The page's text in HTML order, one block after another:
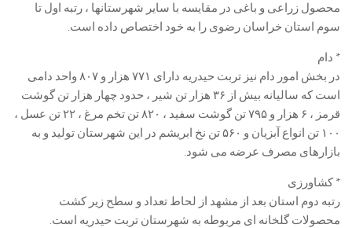
محصول زراعی و باغی در مقایسه با سایر شهرستانها ، رتبه اول تا
سوم استان خراسان رضوی را به خود اختصاص داده است.
* دام
در بخش امور دام نیز تربت حیدریه دارای ۷۷۱ هزار و ۸۰۷ واحد دامی
است که سالیانه بیش از ۳۶ هزار تن شیر ، حدود چهار هزار تن گوشت
قرمز ، ۶ هزار و ۷۹۵ تن گوشت سفید ، ۸۲۰ تن تخم مرغ ، ۲۲ تن عسل ،
۱۰۰ تن انواع آبزیان و ۵۶۰ تن نخ ابریشم در این شهرستان تولید و به
بازارهای مصرف عرضه می شود.
* کشاورزی
رتبه دوم استان بعد از مشهد از لحاط تعداد و سطح زیر کشت
محصولات گلخانه ای مربوطه به شهرستان تربت حیدریه است.